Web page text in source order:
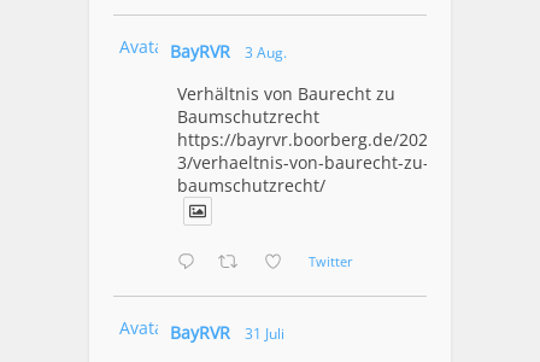
Avatar BayRVR 3 Aug.
Verhältnis von Baurecht zu
Baumschutzrecht
https://bayrvr.boorberg.de/2026/08/0
3/verhaeltnis-von-baurecht-zu-
baumschutzrecht/
Twitter
Avatar BayRVR 31 Juli